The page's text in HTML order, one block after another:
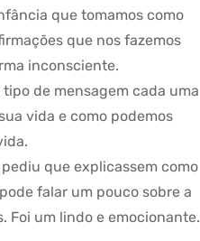
que tomamos como
que nos fazemos
inconsciente.
de mensagem cada uma
vida e como podemos
que explicassem como
falar um pouco sobre a
Foi um lindo e emocionante.